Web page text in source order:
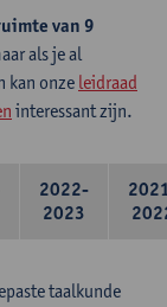
van 9
als je al
kan onze leidraad
interessant zijn.
2022-
2023
taalkunde